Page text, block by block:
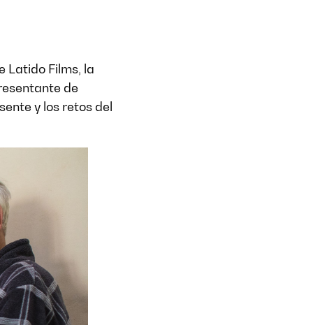
Latido Films, la
de
y los retos del